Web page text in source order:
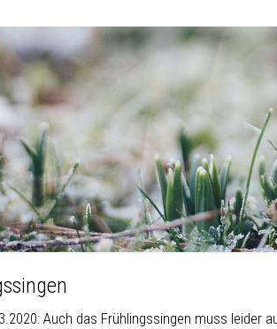
Auch das Frühlingssingen muss leider